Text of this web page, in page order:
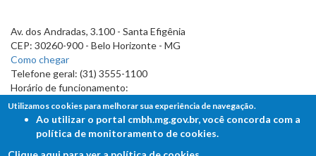
Av. dos Andradas, 3.100 - Santa Efigênia
CEP: 30260-900 - Belo Horizonte - MG
Como chegar
Telefone geral: (31) 3555-1100
Horário de funcionamento:
7h às 19h
Utilizamos cookies para melhorar sua experiência de navegação.
Ao utilizar o portal cmbh.mg.gov.br, você concorda com a
política de monitoramento de cookies.